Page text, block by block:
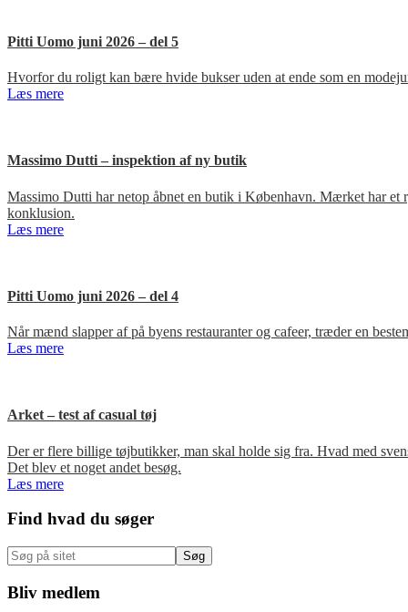
Pitti Uomo juni 2026 – del 5
Hvorfor du roligt kan bære hvide bukser uden at ende som en
Læs mere
Massimo Dutti – inspektion af ny butik
Massimo Dutti har netop åbnet en butik i København. Mærket har et
konklusion.
Læs mere
Pitti Uomo juni 2026 – del 4
Når mænd slapper af på byens restauranter og cafeer, træder en
Læs mere
Arket – test af casual tøj
Der er flere billige tøjbutikker, man skal holde sig fra. Hvad med
Det blev et noget andet besøg.
Læs mere
Primær
Sidebar
Find hvad du søger
Søg
på
sitet
Bliv medlem